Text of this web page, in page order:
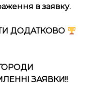
в заявку.
ДОДАТКОВО
ЗАЯВКИ!!